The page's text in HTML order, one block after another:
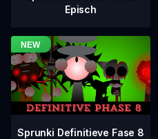
Episch
Sprunki Definitieve Fase 8